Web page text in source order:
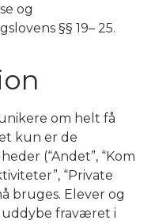
og
§§ 19– 25.
om helt få
kun er de
(“Andet”, “Kom
“Private
bruges. Elever og
fraværet i